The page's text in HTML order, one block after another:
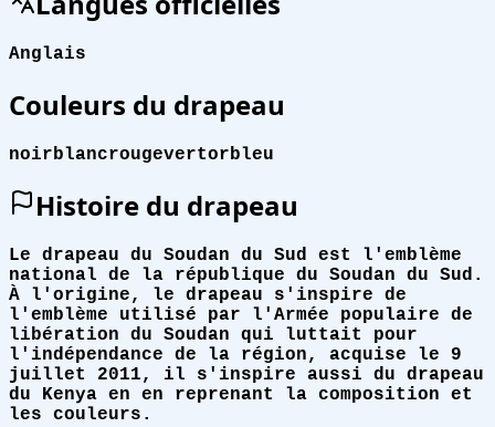
Anglais
Couleurs du drapeau
noirblancrougevertorbleu
Histoire du drapeau
Le drapeau du Soudan du Sud est l'emblème
national de la république du Soudan du Sud.
À l'origine, le drapeau s'inspire de
l'emblème utilisé par l'Armée populaire de
libération du Soudan qui luttait pour
l'indépendance de la région, acquise le 9
juillet 2011, il s'inspire aussi du drapeau
du Kenya en en reprenant la composition et
les couleurs.